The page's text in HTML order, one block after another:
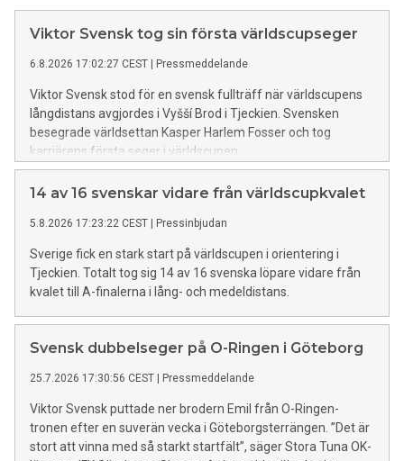
Viktor Svensk tog sin första världscupseger
6.8.2026 17:02:27 CEST Pressmeddelande
Viktor Svensk stod för en svensk fullträff när världscupens
långdistans avgjordes i Vyšší Brod i Tjeckien. Svensken
besegrade världsettan Kasper Harlem Fosser och tog
karriärens första seger i världscupen.
14 av 16 svenskar vidare från världscupkvalet
5.8.2026 17:23:22 CEST Pressinbjudan
Sverige fick en stark start på världscupen i orientering i
Tjeckien. Totalt tog sig 14 av 16 svenska löpare vidare från
kvalet till A-finalerna i lång- och medeldistans.
Svensk dubbelseger på O-Ringen i Göteborg
25.7.2026 17:30:56 CEST Pressmeddelande
Viktor Svensk puttade ner brodern Emil från O-Ringen-
tronen efter en suverän vecka i Göteborgsterrängen. ”Det är
stort att vinna med så starkt startfält”, säger Stora Tuna OK-